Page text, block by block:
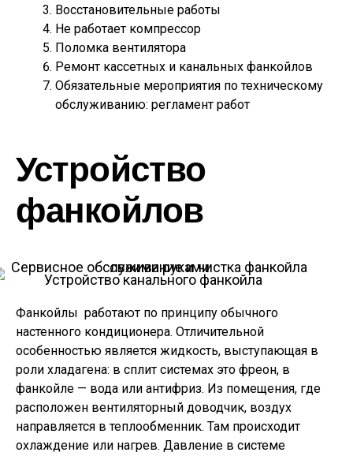
Восстановительные работы
Не работает компрессор
Поломка вентилятора
Ремонт кассетных и канальных фанкойлов
Обязательные мероприятия по техническому
обслуживанию: регламент работ
Устройство
фанкойлов
Устройство канального фанкойла
Фанкойлы работают по принципу обычного
настенного кондиционера. Отличительной
особенностью является жидкость, выступающая в
роли хладагена: в сплит системах это фреон, в
фанкойле — вода или антифриз. Из помещения, где
расположен вентиляторный доводчик, воздух
направляется в теплообменник. Там происходит
охлаждение или нагрев. Давление в системе